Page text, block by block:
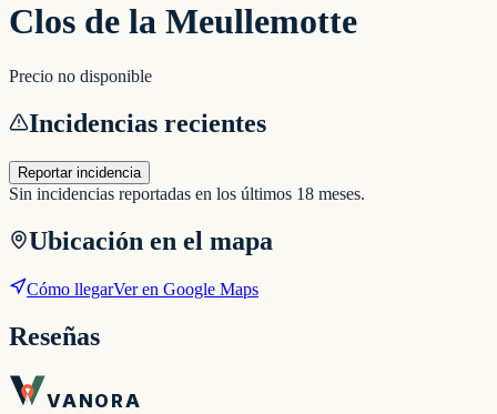
Clos de la Meullemotte
Precio no disponible
Incidencias recientes
Reportar incidencia
Sin incidencias reportadas en los últimos 18 meses.
Ubicación en el mapa
Cómo llegarVer en Google Maps
Reseñas
VANORA